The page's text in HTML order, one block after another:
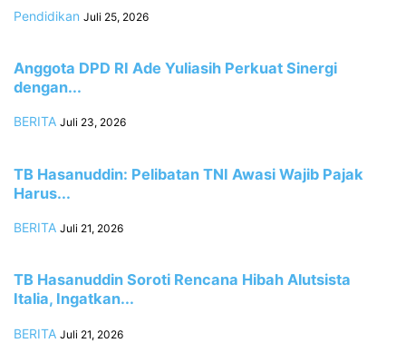
Pendidikan Juli 25, 2026
Anggota DPD RI Ade Yuliasih Perkuat Sinergi
dengan...
BERITA Juli 23, 2026
TB Hasanuddin: Pelibatan TNI Awasi Wajib Pajak
Harus...
BERITA Juli 21, 2026
TB Hasanuddin Soroti Rencana Hibah Alutsista
Italia, Ingatkan...
BERITA Juli 21, 2026